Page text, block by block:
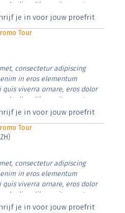
diam libero vitae erat.
justo cursus id rutrum lorem
je in voor jouw proefrit
Tour
consectetur adipiscing
in eros elementum
quis viverra ornare, eros dolor
diam libero vitae erat.
justo cursus id rutrum lorem
je in voor jouw proefrit
Tour
consectetur adipiscing
in eros elementum
quis viverra ornare, eros dolor
diam libero vitae erat.
justo cursus id rutrum lorem
je in voor jouw proefrit